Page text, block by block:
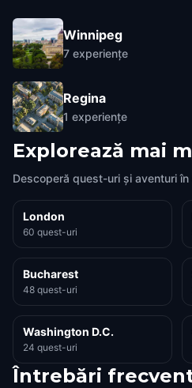
Winnipeg
7 experiențe
Regina
1 experiențe
Explorează mai
Descoperă quest-uri și aventuri
London
60 quest-uri
Bucharest
48 quest-uri
Washington D.C.
24 quest-uri
Întrebări